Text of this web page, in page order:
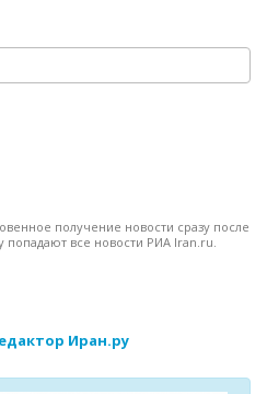
получение новости сразу после
попадают все новости РИА Iran.ru.
Иран.ру